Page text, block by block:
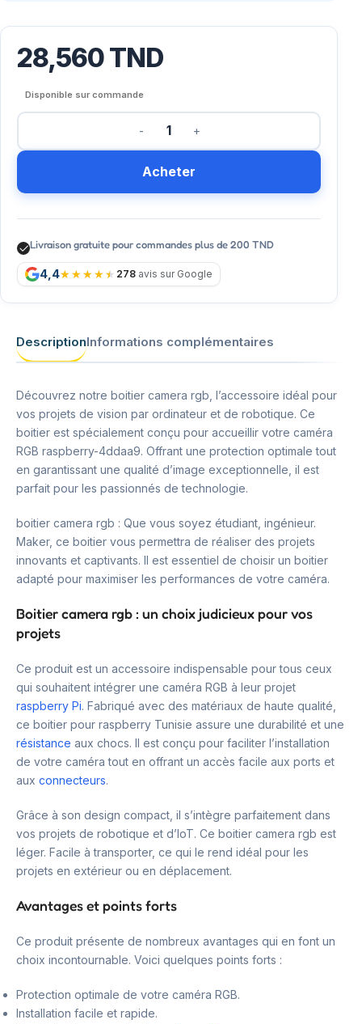
28,560TND
Disponible sur commande
Acheter
Livraison gratuite pour commandes plus de 200 TND
4,4 278 avis sur Google
DescriptionInformations complémentaires
Découvrez notre boitier camera rgb, l’accessoire idéal pour
vos projets de vision par ordinateur et de robotique. Ce
boitier est spécialement conçu pour accueillir votre caméra
RGB raspberry-4ddaa9. Offrant une protection optimale tout
en garantissant une qualité d’image exceptionnelle, il est
parfait pour les passionnés de technologie.
boitier camera rgb : Que vous soyez étudiant, ingénieur.
Maker, ce boitier vous permettra de réaliser des projets
innovants et captivants. Il est essentiel de choisir un boitier
adapté pour maximiser les performances de votre caméra.
Boitier camera rgb : un choix judicieux pour vos
projets
Ce produit est un accessoire indispensable pour tous ceux
qui souhaitent intégrer une caméra RGB à leur projet
raspberry Pi. Fabriqué avec des matériaux de haute qualité,
ce boitier pour raspberry Tunisie assure une durabilité et une
résistance aux chocs. Il est conçu pour faciliter l’installation
de votre caméra tout en offrant un accès facile aux ports et
aux connecteurs.
Grâce à son design compact, il s’intègre parfaitement dans
vos projets de robotique et d’IoT. Ce boitier camera rgb est
léger. Facile à transporter, ce qui le rend idéal pour les
projets en extérieur ou en déplacement.
Avantages et points forts
Ce produit présente de nombreux avantages qui en font un
choix incontournable. Voici quelques points forts :
Protection optimale de votre caméra RGB.
Installation facile et rapide.